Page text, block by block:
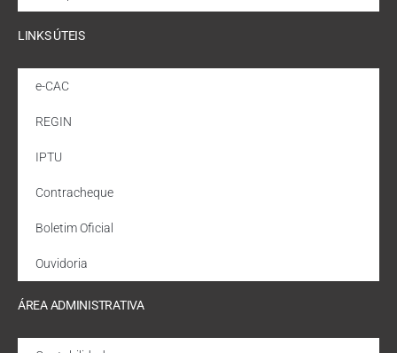
LINKS ÚTEIS
e-CAC
REGIN
IPTU
Contracheque
Boletim Oficial
Ouvidoria
ÁREA ADMINISTRATIVA